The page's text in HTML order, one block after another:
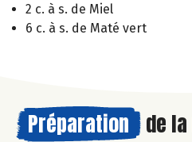
2 c. à s. de Miel
6 c. à s. de Maté vert
Préparation de la